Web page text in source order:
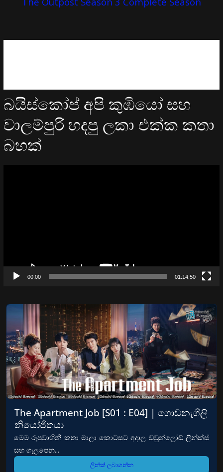
බයිස්කෝප් අපි කුඹියෝ සහ
වාලම්පුරි හදපු ලකා එක්ක කතා
බහක්
00:00 01:14:50
The Apartment Job [S01 : E04] | ගොඩනැගිලි
නියෝජිතයා
මෙම රුපවාහිනී කතා මාලා කොටසට අදාල ඩවුන්ලෝඩ් ලින්ක්ස්
සහ ගැලපෙන...
ලින්ක් ලබාගන්න